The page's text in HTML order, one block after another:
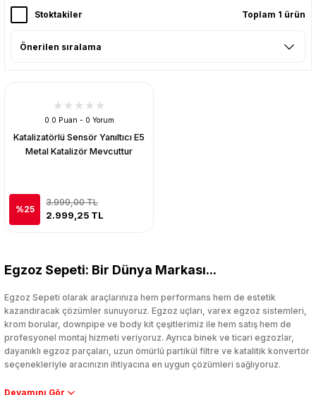
Stoktakiler Toplam 1 ürün
0.0 Puan - 0 Yorum
Katalizatörlü Sensör Yanıltıcı E5
Metal Katalizör Mevcuttur
%25
3.999,00 TL
2.999,25 TL
Egzoz Sepeti: Bir Dünya Markası...
Egzoz Sepeti olarak araçlarınıza hem performans hem de estetik
kazandıracak çözümler sunuyoruz. Egzoz uçları, varex egzoz sistemleri,
krom borular, downpipe ve body kit çeşitlerimiz ile hem satış hem de
profesyonel montaj hizmeti veriyoruz. Ayrıca binek ve ticari egzozlar,
dayanıklı egzoz parçaları, uzun ömürlü partikül filtre ve katalitik konvertör
seçenekleriyle aracınızın ihtiyacına en uygun çözümleri sağlıyoruz.
Performans artışı isteyen sürücüler için özel performans egzozları ve